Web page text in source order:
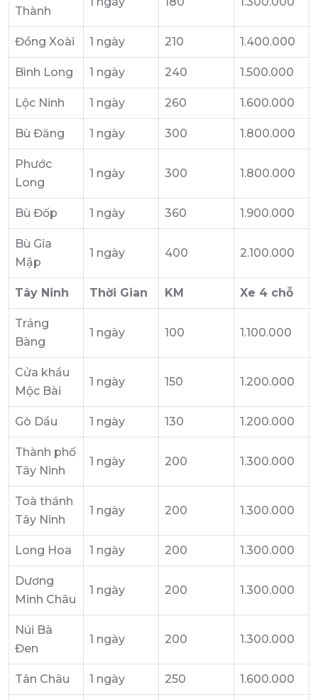
Thành
Đồng Xoài 1 ngày 210 1.400.000
Bình Long 1 ngày 240 1.500.000
Lộc Ninh 1 ngày 260 1.600.000
Bù Đăng 1 ngày 300 1.800.000
Phước
Long
1 ngày 300 1.800.000
Bù Đốp 1 ngày 360 1.900.000
Bù Gia
Mập
1 ngày 400 2.100.000
Tây Ninh Thời Gian KM Xe 4 chỗ
Trảng
Bàng
1 ngày 100 1.100.000
Cửa khẩu
Mộc Bài
1 ngày 150 1.200.000
Gò Dầu 1 ngày 130 1.200.000
Thành phố
Tây Ninh
1 ngày 200 1.300.000
Toà thánh
Tây Ninh
1 ngày 200 1.300.000
Long Hoa 1 ngày 200 1.300.000
Dương
Minh Châu
1 ngày 200 1.300.000
Núi Bà
Đen
1 ngày 200 1.300.000
Tân Châu 1 ngày 250 1.600.000